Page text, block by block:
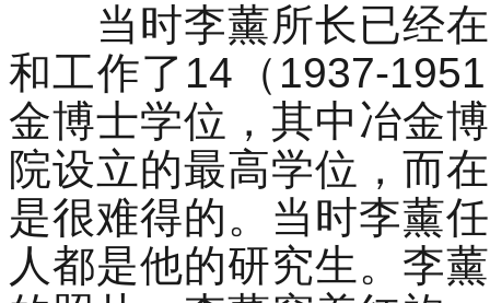
当时李薰所长已经在
和工作了14（1937-
金博士学位，其中冶金
院设立的最高学位，而
是很难得的。当时李薰
人都是他的研究生。李